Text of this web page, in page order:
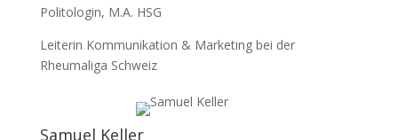
Politologin, M.A. HSG
Leiterin Kommunikation & Marketing bei der
Rheumaliga Schweiz
Samuel Keller